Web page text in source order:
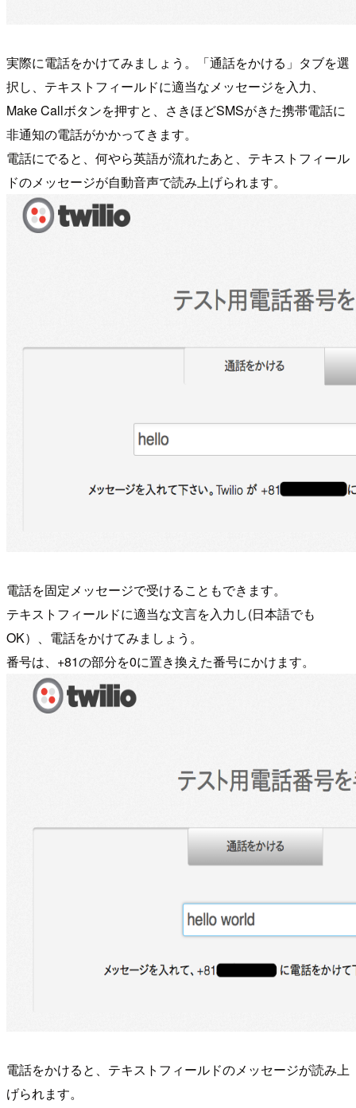
実際に電話をかけてみましょう。「通話をかける」タブを選
択し、テキストフィールドに適当なメッセージを入力、
Make Callボタンを押すと、さきほどSMSがきた携帯電話に
非通知の電話がかかってきます。
電話にでると、何やら英語が流れたあと、テキストフィール
ドのメッセージが自動音声で読み上げられます。
電話を固定メッセージで受けることもできます。
テキストフィールドに適当な文言を入力し(日本語でも
OK）、電話をかけてみましょう。
番号は、+81の部分を0に置き換えた番号にかけます。
電話をかけると、テキストフィールドのメッセージが読み上
げられます。